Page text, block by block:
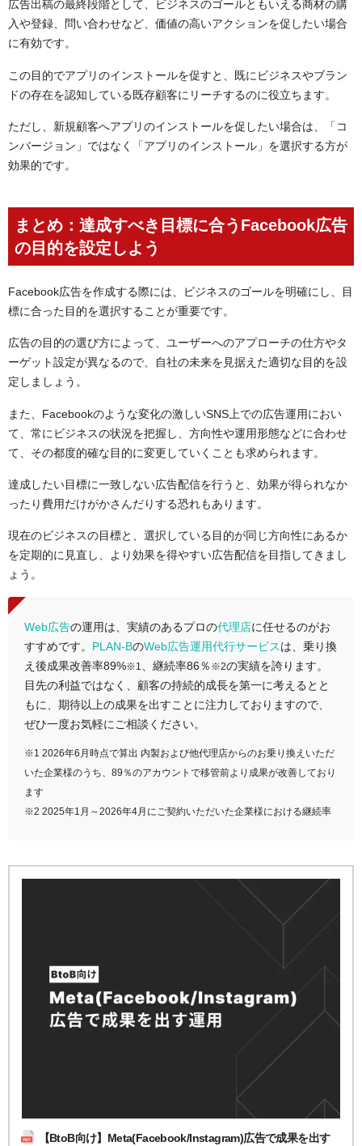
広告出稿の最終段階として、ビジネスのゴールともいえる商材の購
入や登録、問い合わせなど、価値の高いアクションを促したい場合
に有効です。
この目的でアプリのインストールを促すと、既にビジネスやブラン
ドの存在を認知している既存顧客にリーチするのに役立ちます。
ただし、新規顧客へアプリのインストールを促したい場合は、「コ
ンバージョン」ではなく「アプリのインストール」を選択する方が
効果的です。
まとめ：達成すべき目標に合うFacebook広告
の目的を設定しよう
Facebook広告を作成する際には、ビジネスのゴールを明確にし、目
標に合った目的を選択することが重要です。
広告の目的の選び方によって、ユーザーへのアプローチの仕方やタ
ーゲット設定が異なるので、自社の未来を見据えた適切な目的を設
定しましょう。
また、Facebookのような変化の激しいSNS上での広告運用におい
て、常にビジネスの状況を把握し、方向性や運用形態などに合わせ
て、その都度的確な目的に変更していくことも求められます。
達成したい目標に一致しない広告配信を行うと、効果が得られなか
ったり費用だけがかさんだりする恐れもあります。
現在のビジネスの目標と、選択している目的が同じ方向性にあるか
を定期的に見直し、より効果を得やすい広告配信を目指してきまし
ょう。
Web広告の運用は、実績のあるプロの代理店に任せるのがお
すすめです。 PLAN-BのWeb広告運用代行サービスは、乗り換
え後成果改善率89%※1 、継続率86％ ※2の実績を誇ります。
目先の利益ではなく、顧客の持続的成長を第一に考えるとと
もに、期待以上の成果を出すことに注力しておりますので、
ぜひ一度お気軽にご相談ください。
※1 2026年6月時点で算出 内製および他代理店からのお乗り換えいただ
いた企業様のうち、89％のアカウントで移管前より成果が改善しており
ます
※2 2025年1月～2026年4月にご契約いただいた企業様における継続率
【BtoB向け】Meta(Facebook/Instagram)広告で成果を出す